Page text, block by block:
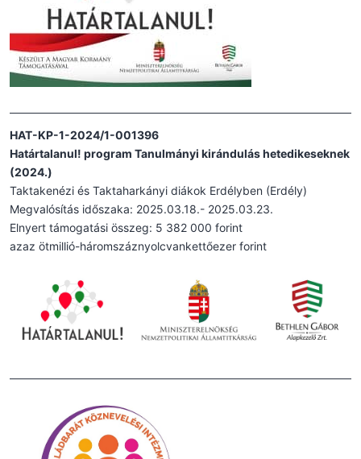
HAT-KP-1-2024/1-001396
Határtalanul! program Tanulmányi kirándulás hetedikeseknek
(2024.)
Taktakenézi és Taktaharkányi diákok Erdélyben (Erdély)
Megvalósítás időszaka: 2025.03.18.- 2025.03.23.
Elnyert támogatási összeg: 5 382 000 forint
azaz ötmillió-háromszáznyolcvankettőezer forint